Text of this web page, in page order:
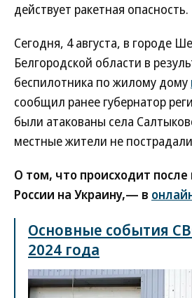
действует ракетная опасность.
Сегодня, 4 августа, в городе
Белгородской области в
беспилотника по жилому дому
сообщил ранее губернатор
были атакованы села
местные жители не
О том, что происходит после
России на Украину,— в
Основные события
2024 года